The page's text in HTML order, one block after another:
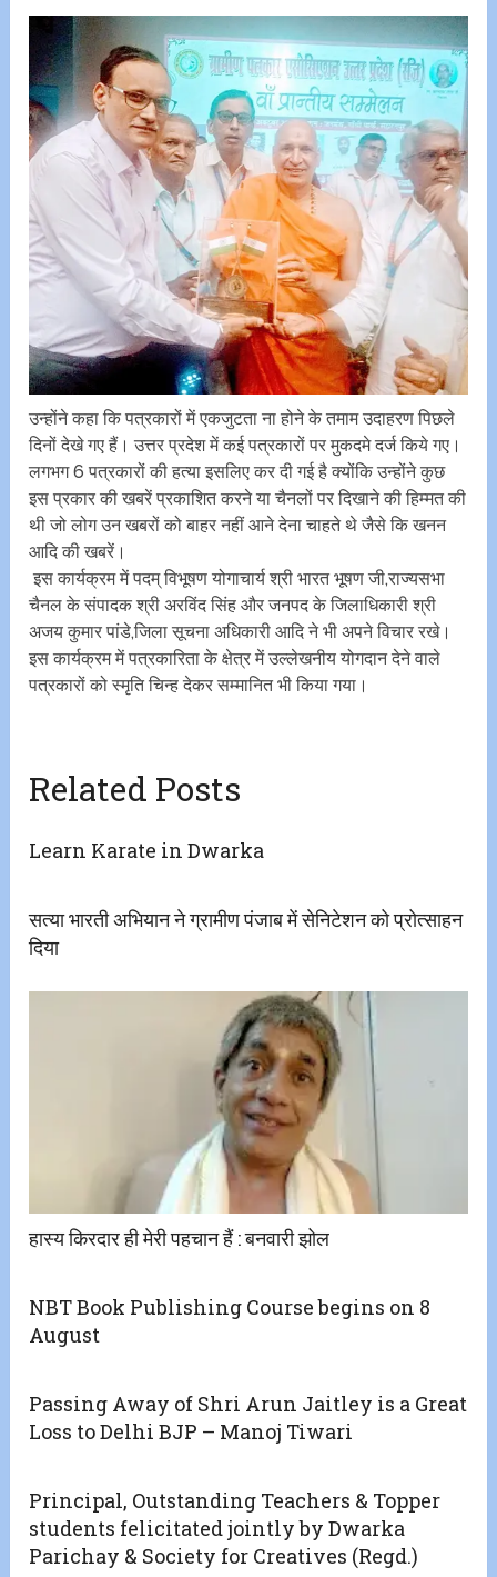
उन्होंने कहा कि पत्रकारों में एकजुटता ना होने के तमाम उदाहरण पिछले
दिनों देखे गए हैं। उत्तर प्रदेश में कई पत्रकारों पर मुकदमे दर्ज किये गए।
लगभग 6 पत्रकारों की हत्या इसलिए कर दी गई है क्योंकि उन्होंने कुछ
इस प्रकार की खबरें प्रकाशित करने या चैनलों पर दिखाने की हिम्मत की
थी जो लोग उन खबरों को बाहर नहीं आने देना चाहते थे जैसे कि खनन
आदि की खबरें।
इस कार्यक्रम में पदम् विभूषण योगाचार्य श्री भारत भूषण जी,राज्यसभा
चैनल के संपादक श्री अरविंद सिंह और जनपद के जिलाधिकारी श्री
अजय कुमार पांडे,जिला सूचना अधिकारी आदि ने भी अपने विचार रखे।
इस कार्यक्रम में पत्रकारिता के क्षेत्र में उल्लेखनीय योगदान देने वाले
पत्रकारों को स्मृति चिन्ह देकर सम्मानित भी किया गया।
Related Posts
Learn Karate in Dwarka
सत्या भारती अभियान ने ग्रामीण पंजाब में सेनिटेशन को प्रोत्साहन
दिया
हास्य किरदार ही मेरी पहचान हैं : बनवारी झोल
NBT Book Publishing Course begins on 8
August
Passing Away of Shri Arun Jaitley is a Great
Loss to Delhi BJP – Manoj Tiwari
Principal, Outstanding Teachers & Topper
students felicitated jointly by Dwarka
Parichay & Society for Creatives (Regd.)